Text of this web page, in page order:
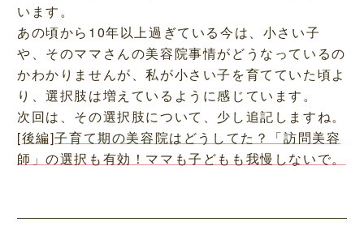
います。
あの頃から10年以上過ぎている今は、小さい子
や、そのママさんの美容院事情がどうなっているの
かわかりませんが、私が小さい子を育てていた頃よ
り、選択肢は増えているように感じています。
次回は、その選択肢について、少し追記しますね。
[後編]子育て期の美容院はどうしてた？「訪問美容
師」の選択も有効！ママも子どもも我慢しないで。